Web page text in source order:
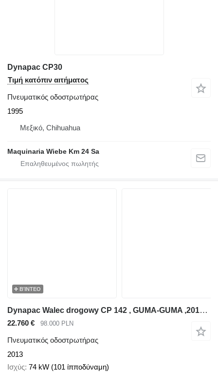
Dynapac CP30
Τιμή κατόπιν αιτήματος
Πνευματικός οδοστρωτήρας
1995
Μεξικό, Chihuahua
Maquinaria Wiebe Km 24 Sa
ΒΊΝΤΕΟ
Dynapac Walec drogowy CP 142 , GUMA-GUMA ,2013 rok
22.760 € 98.000 PLN
Πνευματικός οδοστρωτήρας
2013
Ισχύς 74 kW (101 ίπποδύναμη)